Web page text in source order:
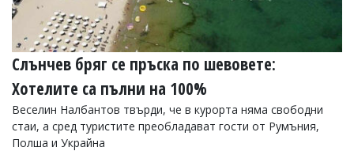
Слънчев бряг се пръска по шевовете:
Хотелите са пълни на 100%
Веселин Налбантов твърди, че в курорта няма свободни
стаи, а сред туристите преобладават гости от Румъния,
Полша и Украйна